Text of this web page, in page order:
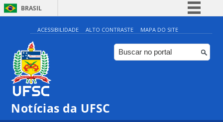
BRASIL
Simplifique!
Comunica BR
Participe
ACESSIBILIDADE ALTO CONTRASTE MAPA DO SITE
Notícias da UFSC